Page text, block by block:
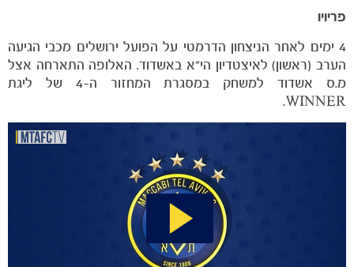
פריויו
4 ימים לאחר הניצחון הדרמטי על הפועל ירושלים מכבי הגיעה
הערב (ראשון) לאיצטדיון הי"א באשדוד. האלופה התארחה אצל
מ.ס אשדוד למשחק במסגרת המחזור ה-4 של ליגת
WINNER.